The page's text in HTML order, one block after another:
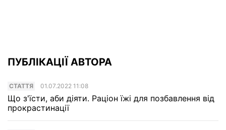
ПУБЛІКАЦІЇ АВТОРА
СТАТТЯ 01.07.2022 11:08
Що з'їсти, аби діяти. Раціон їжі для позбавлення від
прокрастинації